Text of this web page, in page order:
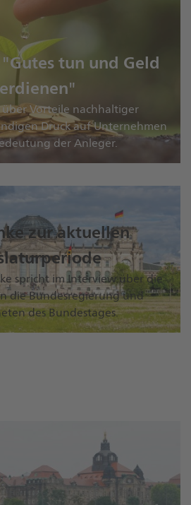
"Gutes tun und Geld
über Vorteile nachhaltiger
Druck auf Unternehmen
der Anleger.
zur aktuellen
spricht im Interview über die
die Bundesregierung und
des Bundestages.